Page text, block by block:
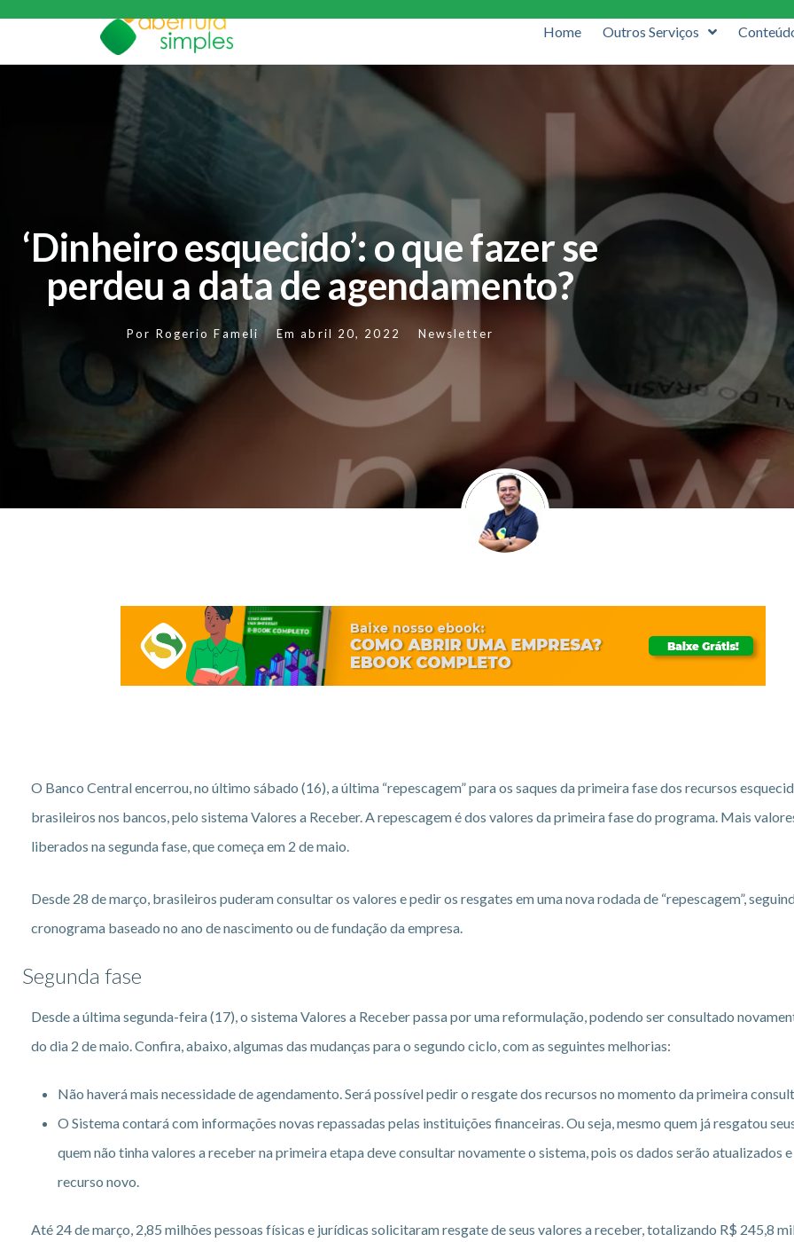
Home Outros Serviços
‘Dinheiro esquecido’: o que fazer se
perdeu a data de agendamento?
Por Rogerio Fameli Em abril 20, 2022 Newsletter
O Banco Central encerrou, no último sábado (16), a última “repescagem” para os saques da primeira fase dos recursos
brasileiros nos bancos, pelo sistema Valores a Receber. A repescagem é dos valores da primeira fase do programa. Mais
liberados na segunda fase, que começa em 2 de maio.
Desde 28 de março, brasileiros puderam consultar os valores e pedir os resgates em uma nova rodada de “repescagem”,
cronograma baseado no ano de nascimento ou de fundação da empresa.
Segunda fase
Desde a última segunda-feira (17), o sistema Valores a Receber passa por uma reformulação, podendo ser consultado
do dia 2 de maio. Confira, abaixo, algumas das mudanças para o segundo ciclo, com as seguintes melhorias:
Não haverá mais necessidade de agendamento. Será possível pedir o resgate dos recursos no momento da primeira
O Sistema contará com informações novas repassadas pelas instituições financeiras. Ou seja, mesmo quem já resgatou
quem não tinha valores a receber na primeira etapa deve consultar novamente o sistema, pois os dados serão atualizados
recurso novo.
Até 24 de março, 2,85 milhões pessoas físicas e jurídicas solicitaram resgate de seus valores a receber, totalizando R$ 245,8